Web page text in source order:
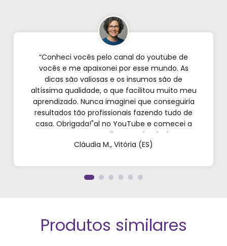
“Conheci vocês pelo canal do youtube de
vocês e me apaixonei por esse mundo. As
dicas são valiosas e os insumos são de
altíssima qualidade, o que facilitou muito meu
aprendizado. Nunca imaginei que conseguiria
resultados tão profissionais fazendo tudo de
casa. Obrigada!"al no YouTube e comecei a
testar em casa. As dicas são incríveis e os
produtos são exatamente como mostram nos
perfumes!”
Cláudia M., Vitória (ES)
Produtos similares